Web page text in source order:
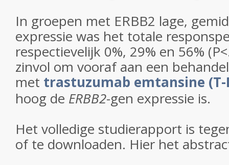
In groepen met ERBB2 lage,
expressie was het totale
respectievelijk 0%, 29% en 56%
zinvol om vooraf aan een
met trastuzumab emtansine (T-
hoog de ERBB2-gen expressie is.
Het volledige studierapport is
of te downloaden. Hier het